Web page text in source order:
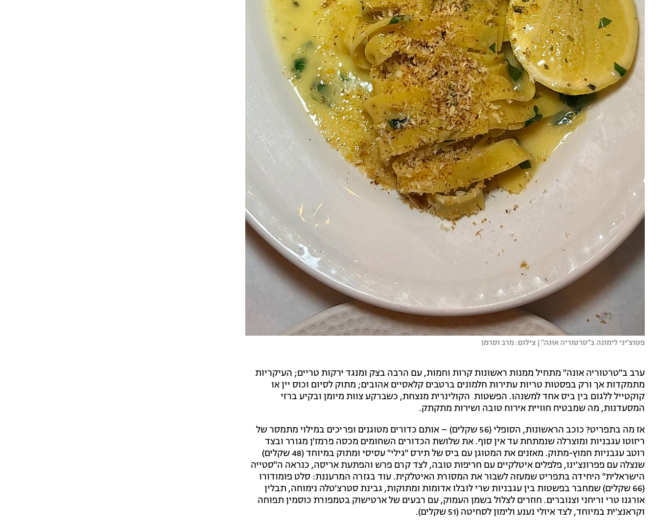
פטוצ'יני לימונה ב"טרטוריה אונה" | צילום: מרב וסרמן
ערב ב"טרטוריה אונה" מתחיל ממנות ראשונות קרות וחמות, עם הרבה בצק ומנגד ירקות טריים; העיקריות
מתמקדות אך ורק בפסטות טריות עתירות חלמונים ברטבים קלאסיים אהובים; מתוק לסיום וכוס יין או
קוקטייל ללגום בין ביס אחד למשנהו. הפשטות הקולינרית מנצחת, כשברקע צוות מיומן ובקיע ברזי
המסעדנות, מה שמבטיח חוויית אירוח טובה ושירות מתקתק.
אז מה בתפריט? כוכב הראשונות, הסופלי (56 שקלים) – אותם כדורים מטוגנים ופריכים במילוי מתמסר של
ריזוטו עגבניות ומוצרלה שנמתחת עד אין סוף. את שלושת הכדורים השחומים מכסה פרמז'ן מגורר ובצד
רוטב עגבניות חמוץ-מתוק. מאזנים את המטוגן עם ביס של תירס "גילי" עסיסי ומתוק במיוחד (48 שקלים)
שנצלה עם פפרונצ'ינו, פלפלים איטלקיים עם חריפות טובה, לצד קרם פרש והפתעת אריסה, כנראה ה"סטייה
הישראלית" היחידה בתפריט שמעזה לשבור את המסורת האיטלקית. עוד בגזרה המרעננת: סלט פומודורו
(66 שקלים) שמחבר בפשטות בין עגבניות שרי לובלו אדומות ומתוקות, גבינת סטרצ'טלה נימוחה, תבלין
אורגנו טרי וריחני וצנוברים. חוזרים לצלול בשמן העמוק, עם רבעים של ארטישוק בטמפורת כוסמין תפוחה
וקראנצ'ית במיוחד, לצד איולי נענע ולימון לסחיטה (51 שקלים).